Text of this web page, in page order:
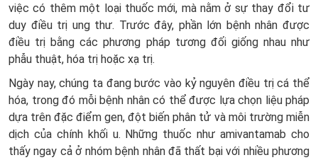
việc có thêm một loại thuốc mới, mà nằm ở sự thay đổi tư
duy điều trị ung thư. Trước đây, phần lớn bệnh nhân được
điều trị bằng các phương pháp tương đối giống nhau như
phẫu thuật, hóa trị hoặc xạ trị.
Ngày nay, chúng ta đang bước vào kỷ nguyên điều trị cá thể
hóa, trong đó mỗi bệnh nhân có thể được lựa chọn liệu pháp
dựa trên đặc điểm gen, đột biến phân tử và môi trường miễn
dịch của chính khối u. Những thuốc như amivantamab cho
thấy ngay cả ở nhóm bệnh nhân đã thất bại với nhiều phương